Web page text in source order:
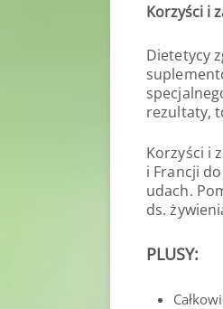
Korzyści i
Dietetycy
rezultaty,
Korzyści i
i Francji
udach.
ds.
PLUSY: